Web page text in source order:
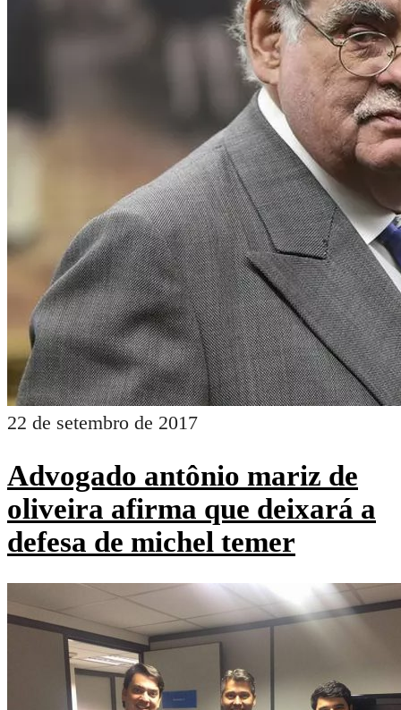
22 de setembro de 2017
Advogado antônio mariz de
oliveira afirma que deixará a
defesa de michel temer